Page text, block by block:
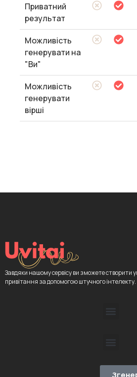
Приватний
результат
Можливість
генерувати на
"Ви"
Можливість
генерувати
вірші
Завдяки нашому сервісу ви зможете створити
привітання за допомогою штучного інтелекту.